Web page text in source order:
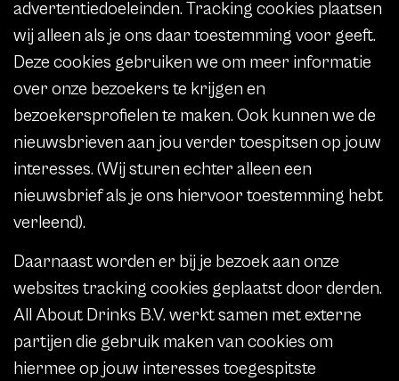
advertentiedoeleinden. Tracking cookies plaatsen
wij alleen als je ons daar toestemming voor geeft.
Deze cookies gebruiken we om meer informatie
over onze bezoekers te krijgen en
bezoekersprofielen te maken. Ook kunnen we de
nieuwsbrieven aan jou verder toespitsen op jouw
interesses. (Wij sturen echter alleen een
nieuwsbrief als je ons hiervoor toestemming hebt
verleend).
Daarnaast worden er bij je bezoek aan onze
websites tracking cookies geplaatst door derden.
All About Drinks B.V. werkt samen met externe
partijen die gebruik maken van cookies om
hiermee op jouw interesses toegespitste